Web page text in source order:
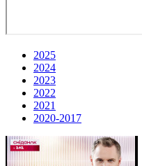
2025
2024
2023
2022
2021
2020-2017